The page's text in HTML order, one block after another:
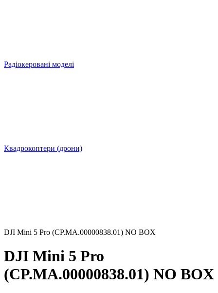
Радіокеровані моделі
Квадрокоптери (дрони)
DJI Mini 5 Pro (CP.MA.00000838.01) NO BOX
DJI Mini 5 Pro
(CP.MA.00000838.01) NO BOX